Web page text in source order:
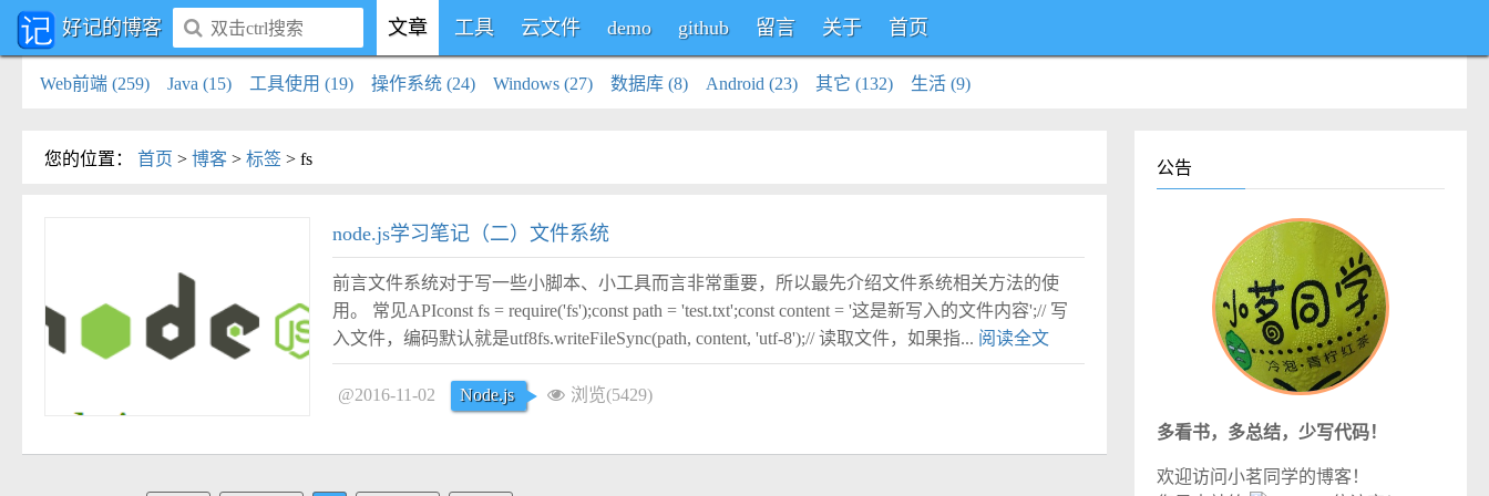
好记的博客 文章 工具 云文件 demo github 留言 关于 首页
Web前端 (259) Java (15) 工具使用 (19) 操作系统 (24) Windows (27) 数据库 (8) Android (23) 其它 (132) 生活 (9)
您的位置 ： 首页 > 博客 > 标签 > fs
node.js学习笔记（二）文件系统
前言文件系统对于写一些小脚本、小工具而言非常重要，所以最先介绍文件系统相关方法的使
用。 常见APIconst fs = require('fs');const path = 'test.txt';const content = '这是新写入的文件内容';// 写
入文件，编码默认就是utf8fs.writeFileSync(path, content, 'utf-8');// 读取文件，如果指... 阅读全文
@2016-11-02 Node.js 浏览(5429)
公告
多看书，多总结，少写代码！
欢迎访问小茗同学的博客！